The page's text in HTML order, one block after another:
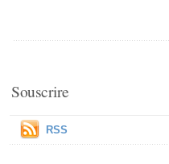
Souscrire
RSS